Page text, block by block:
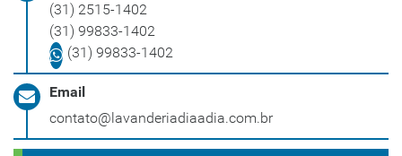
(31) 2515-1402
(31) 99833-1402
(31) 99833-1402
Email
contato@lavanderiadiaadia.com.br